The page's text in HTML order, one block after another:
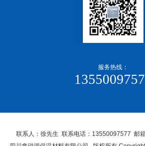
服务热线：
联系人：徐先生 联系电话：13550097577 邮